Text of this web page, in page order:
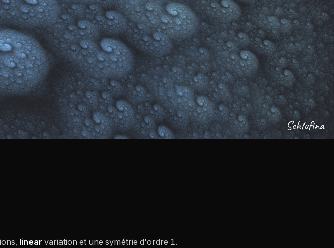
Schlufina
linear variation et une symétrie d'ordre 1.